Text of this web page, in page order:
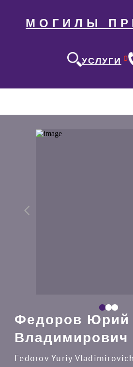
МОГИЛЫ
УСЛУГИ 0
Федоров Юрий
Владимирович
Fedorov Yuriy Vladimirovich